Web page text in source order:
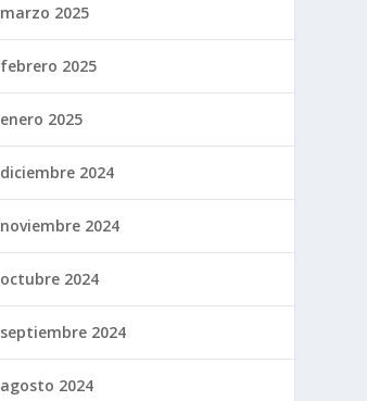
marzo 2025
febrero 2025
enero 2025
diciembre 2024
noviembre 2024
octubre 2024
septiembre 2024
agosto 2024